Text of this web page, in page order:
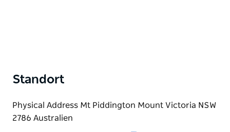
Standort
Physical Address Mt Piddington Mount Victoria NSW
2786 Australien